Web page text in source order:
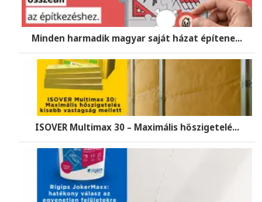
Minden harmadik magyar saját házat építene...
ISOVER Multimax 30 – Maximális hőszigetelé...